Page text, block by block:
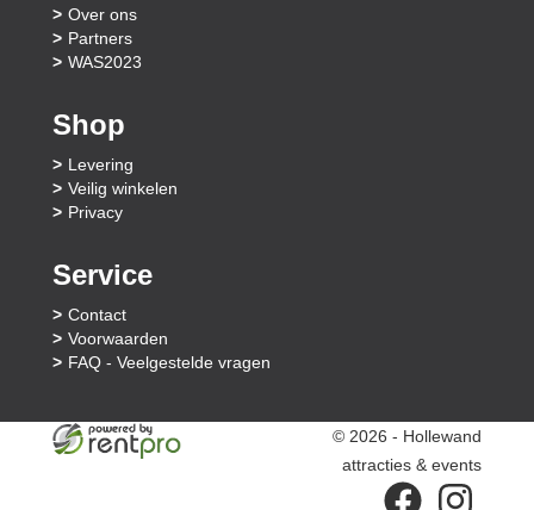
Over ons
Partners
WAS2023
Shop
Levering
Veilig winkelen
Privacy
Service
Contact
Voorwaarden
FAQ - Veelgestelde vragen
© 2026 - Hollewand
attracties & events
facebookinstagram